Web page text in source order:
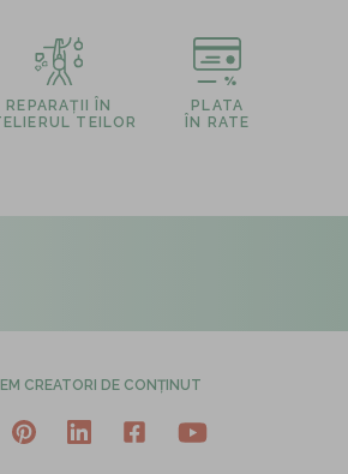
REPARAȚII ÎN
TEILOR
PLATA
ÎN RATE
CREATORI DE CONȚINUT